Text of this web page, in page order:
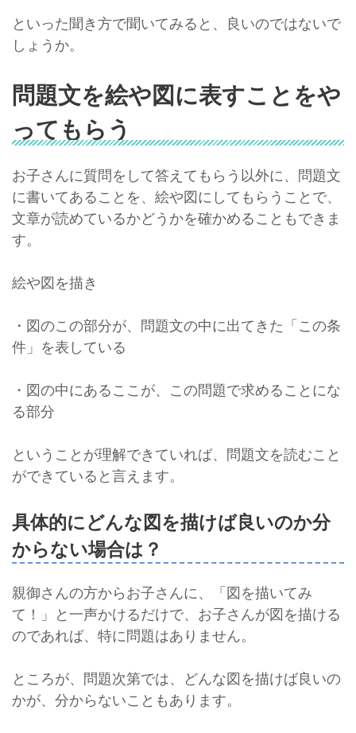
といった聞き方で聞いてみると、良いのではないで
しょうか。
問題文を絵や図に表すことをや
ってもらう
お子さんに質問をして答えてもらう以外に、問題文
に書いてあることを、絵や図にしてもらうことで、
文章が読めているかどうかを確かめることもできま
す。
絵や図を描き
・図のこの部分が、問題文の中に出てきた「この条
件」を表している
・図の中にあるここが、この問題で求めることにな
る部分
ということが理解できていれば、問題文を読むこと
ができていると言えます。
具体的にどんな図を描けば良いのか分
からない場合は？
親御さんの方からお子さんに、「図を描いてみ
て！」と一声かけるだけで、お子さんが図を描ける
のであれば、特に問題はありません。
ところが、問題次第では、どんな図を描けば良いの
かが、分からないこともあります。